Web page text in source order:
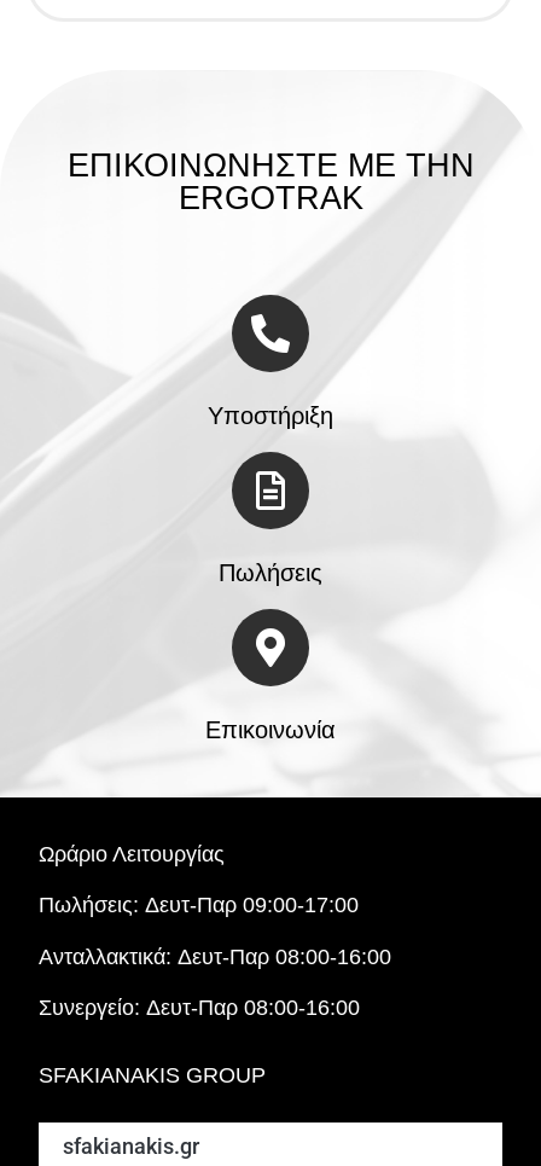
ΕΠΙΚΟΙΝΩΝΗΣΤΕ ΜΕ ΤΗΝ
ERGOTRAK
Υποστήριξη
Πωλήσεις
Επικοινωνία
Ωράριο Λειτουργίας
Πωλήσεις:Δευτ-Παρ 09:00-17:00
Ανταλλακτικά:Δευτ-Παρ 08:00-16:00
Συνεργείο:Δευτ-Παρ 08:00-16:00
SFAKIANAKIS GROUP
sfakianakis.gr